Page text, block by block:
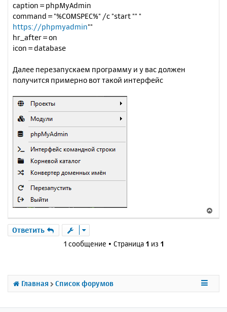
caption = phpMyAdmin
command = "%COMSPEC%" /c "start "" "
https://phpmyadmin""
hr_after = on
icon = database
Далее перезапускаем программу и у вас должен
получится примерно вот такой интерфейс
е
с
н
Ответить
1 сообщение • Страница 1 из 1
Главная Список форумов